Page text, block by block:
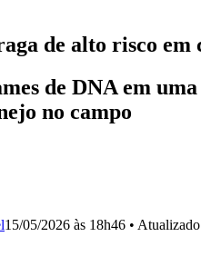
de alto risco em
de DNA em
no campo
15/05/2026 às 18h46 • Atualizado